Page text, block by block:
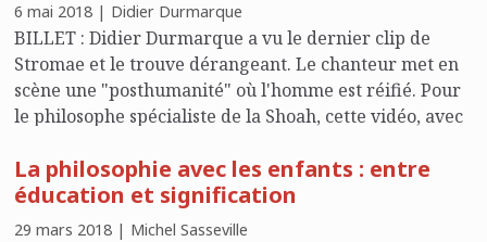
6 mai 2018 | Didier Durmarque
BILLET : Didier Durmarque a vu le dernier clip de
Stromae et le trouve dérangeant. Le chanteur met en
scène une "posthumanité" où l'homme est réifié. Pour
le philosophe spécialiste de la Shoah, cette vidéo, avec
apparents, n'est pas sans rappeler l'univers
concentrationnaire nazi.
La philosophie avec les enfants : entre
éducation et signification
29 mars 2018 | Michel Sasseville